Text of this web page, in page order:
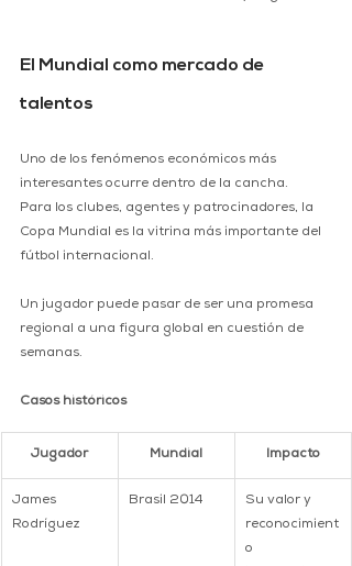
El Mundial como mercado de
talentos
Uno de los fenómenos económicos más
interesantes ocurre dentro de la cancha.
Para los clubes, agentes y patrocinadores, la
Copa Mundial es la vitrina más importante del
fútbol internacional.
Un jugador puede pasar de ser una promesa
regional a una figura global en cuestión de
semanas.
Casos históricos
Jugador Mundial Impacto
James
Rodríguez
Brasil 2014
Su valor y
reconocimient
o